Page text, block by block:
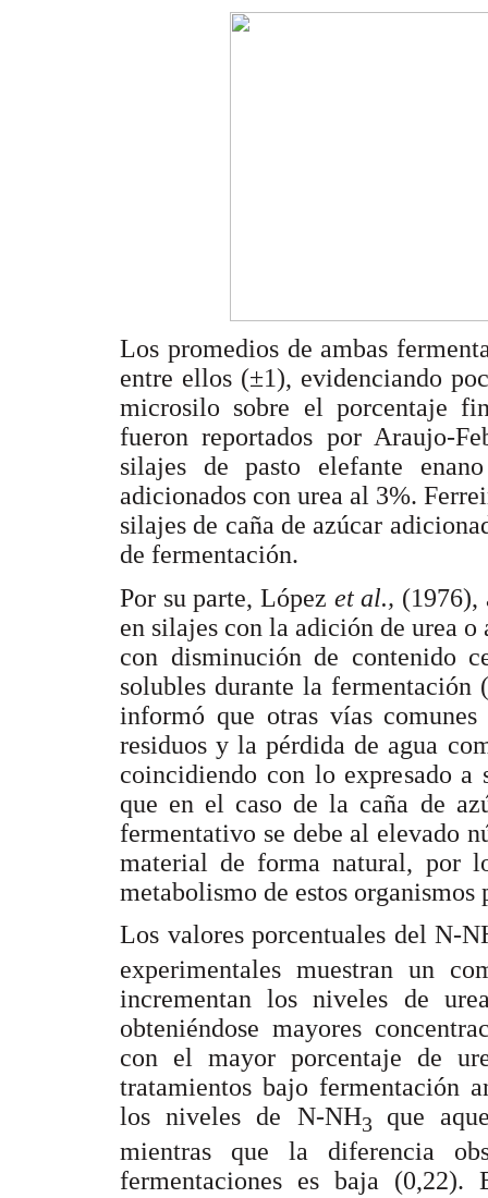
Los promedios de ambas
entre ellos (±1), evidenciando
microsilo sobre el porcentaje
fueron reportados por Araujo-
silajes de pasto elefante
adicionados con urea al 3%.
silajes de caña de azúcar
de fermentación.
Por su parte, López et al., (1976),
en silajes con la adición de urea
con disminución de contenido
solubles durante la
informó que otras vías
residuos y la pérdida de agua
coincidiendo con lo expresado
que en el caso de la caña de
fermentativo se debe al elevado
material de forma natural, por
metabolismo de estos
Los valores porcentuales del N-
experimentales muestran un
incrementan los niveles de
obteniéndose mayores
con el mayor porcentaje de
tratamientos bajo fermentación
los niveles de N-NH3 que
mientras que la diferencia
fermentaciones es baja